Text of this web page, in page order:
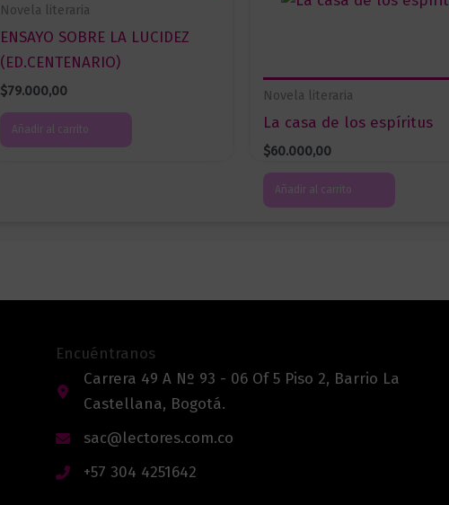
Novela literaria
ENSAYO SOBRE LA LUCIDEZ
(ED.CENTENARIO)
$79.000,00
Añadir al carrito
Novela literaria
La casa de los espíritus
$60.000,00
Añadir al carrito
Encuéntranos
Carrera 49 A Nº 93 - 06 Of 5 Piso 2, Barrio La
Castellana, Bogotá.
sac@lectores.com.co
+57 304 4251642